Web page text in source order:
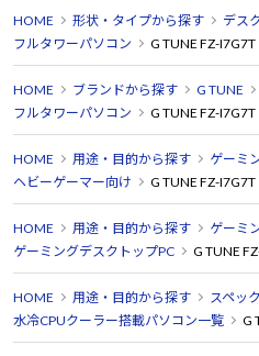
HOME 形状・タイプから探す
デス
フルタワーパソコン
G TUNE FZ-I7G7T
HOME ブランドから探す G TUNE
フルタワーパソコン
G TUNE FZ-I7G7T
HOME 用途・目的から探す
ゲーミ
ヘビーゲーマー向け
G TUNE FZ-I7G7T
HOME 用途・目的から探す
ゲーミ
ゲーミングデスクトップPC
G TUNE
HOME 用途・目的から探す
スペッ
水冷CPUクーラー搭載パソコン一覧
G